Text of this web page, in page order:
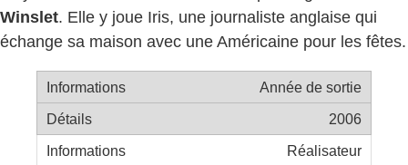
Winslet. Elle y joue Iris, une journaliste anglaise qui
échange sa maison avec une Américaine pour les fêtes.
Année de sortie
2006
Réalisateur